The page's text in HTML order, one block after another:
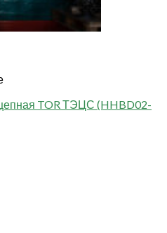
TOR ТЭЦС (HHBD02-